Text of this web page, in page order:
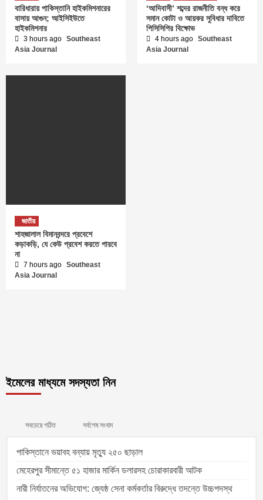
বারিধারায় পাকিস্তানি হাইকমিশনারের
বাসায় আগুন; আইসিইউতে
হাইকমিশনার
3 hours ago Southeast
Asia Journal
‘আদিবাসী’ শব্দের রাজনীতি বন্ধ করে
সমান কোটা ও আয়কর সুবিধার দাবিতে
পিসিসিপির বিক্ষোভ
4 hours ago Southeast
Asia Journal
জাতীয়
শাহজালাল বিমানবন্দরে প্রবেশে
কড়াকড়ি, যে কেউ প্রবেশ করতে পারবে
না
7 hours ago Southeast
Asia Journal
ইমেলের মাধ্যমে সদস্যতা নিন
সবচেয়ে পঠিত সর্বশেষ সংবাদ
পাকিস্তানে ভয়াবহ বন্যায় মৃত্যু ২৫০ ছাড়াল
মেহেরপুর সীমান্তে ৫১ হাজার মার্কিন ডলারসহ চোরাকারবারী আটক
নারী নির্যাতনের অভিযোগ: জ্যেষ্ঠ সেনা কর্মকর্তার বিরুদ্ধে তদন্তে উচ্চপদস্থ